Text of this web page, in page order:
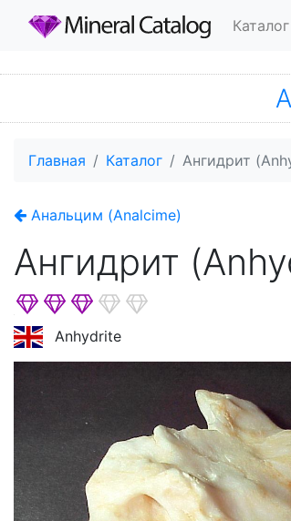
Каталог
Главная Каталог Ангидрит
Анальцим (Analcime)
Ангидрит
Anhydrite
А